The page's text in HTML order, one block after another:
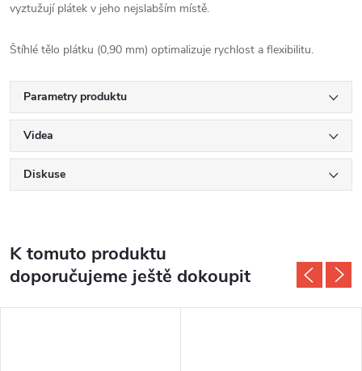
vyztužují plátek v jeho nejslabším místě.
Štíhlé tělo plátku (0,90 mm) optimalizuje rychlost a flexibilitu.
Parametry produktu
Videa
Diskuse
K tomuto produktu
doporučujeme ještě dokoupit